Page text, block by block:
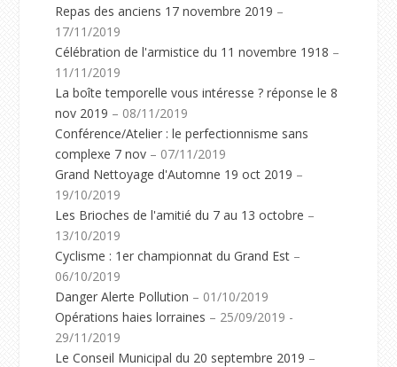
Repas des anciens 17 novembre 2019 –
17/11/2019
Célébration de l'armistice du 11 novembre 1918 –
11/11/2019
La boîte temporelle vous intéresse ? réponse le 8
nov 2019 – 08/11/2019
Conférence/Atelier : le perfectionnisme sans
complexe 7 nov – 07/11/2019
Grand Nettoyage d'Automne 19 oct 2019 –
19/10/2019
Les Brioches de l'amitié du 7 au 13 octobre –
13/10/2019
Cyclisme : 1er championnat du Grand Est –
06/10/2019
Danger Alerte Pollution – 01/10/2019
Opérations haies lorraines – 25/09/2019 -
29/11/2019
Le Conseil Municipal du 20 septembre 2019 –